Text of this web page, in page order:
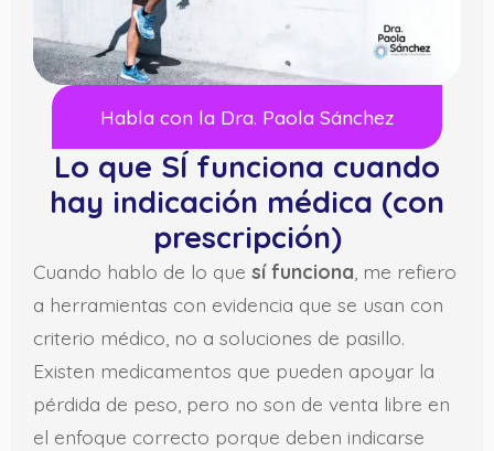
Habla con la Dra. Paola Sánchez
Lo que SÍ funciona cuando
hay indicación médica (con
prescripción)
Cuando hablo de lo que sí funciona, me refiero
a herramientas con evidencia que se usan con
criterio médico, no a soluciones de pasillo.
Existen medicamentos que pueden apoyar la
pérdida de peso, pero no son de venta libre en
el enfoque correcto porque deben indicarse